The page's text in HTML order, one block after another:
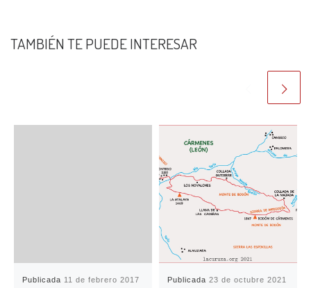
TAMBIÉN TE PUEDE INTERESAR
Publicada 11 de febrero 2017 Publicada23 de octubre 2021